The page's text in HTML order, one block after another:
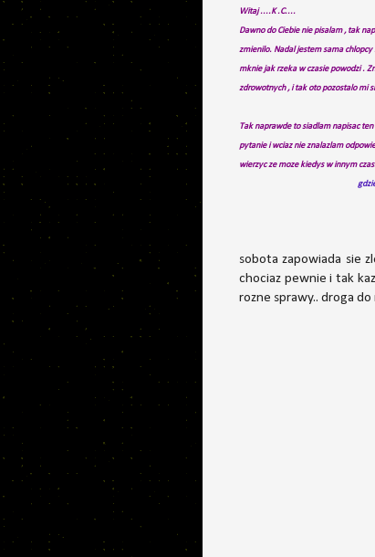
Witaj ....K .C....
Dawno do Ciebie nie pisalam , tak
zmienilo. Nadal jestem sama chlopcy
mknie jak rzeka w czasie powodzi .
zdrowotnych , i tak oto pozostalo mi
Tak naprawde to siadlam napisac
pytanie i wciaz nie znalazlam
wierzyc ze moze kiedys w innym
sobota zapowiada sie
chociaz pewnie i tak
rozne sprawy.. droga do